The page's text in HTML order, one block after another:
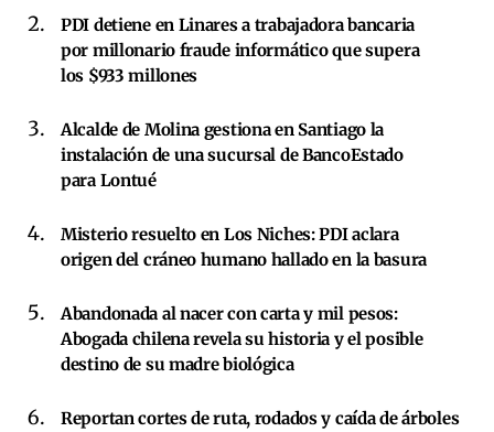
PDI detiene en Linares a trabajadora bancaria
por millonario fraude informático que supera
los $933 millones
Alcalde de Molina gestiona en Santiago la
instalación de una sucursal de BancoEstado
para Lontué
Misterio resuelto en Los Niches: PDI aclara
origen del cráneo humano hallado en la basura
Abandonada al nacer con carta y mil pesos:
Abogada chilena revela su historia y el posible
destino de su madre biológica
Reportan cortes de ruta, rodados y caída de árboles